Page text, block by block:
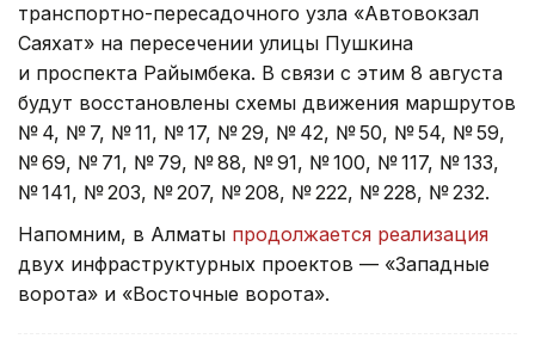
транспортно-пересадочного узла «Автовокзал
Саяхат» на пересечении улицы Пушкина
и проспекта Райымбека. В связи с этим 8 августа
будут восстановлены схемы движения маршрутов
№ 4, № 7, № 11, № 17, № 29, № 42, № 50, № 54, № 59,
№ 69, № 71, № 79, № 88, № 91, № 100, № 117, № 133,
№ 141, № 203, № 207, № 208, № 222, № 228, № 232.
Напомним, в Алматы продолжается реализация
двух инфраструктурных проектов — «Западные
ворота» и «Восточные ворота».